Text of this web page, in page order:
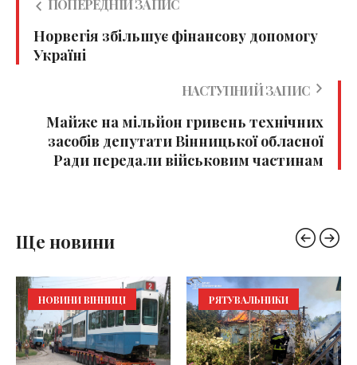
ПОПЕРЕДНІЙ ЗАПИС
Норвегія збільшує фінансову допомогу
Україні
НАСТУПНИЙ ЗАПИС
Майже на мільйон гривень технічних
засобів депутати Вінницької обласної
Ради передали військовим частинам
Ще новини
НОВИНИ ВІННИЦІ РЯТУВАЛЬНИКИ